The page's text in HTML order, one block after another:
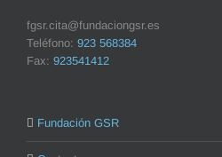
fgsr.cita@fundaciongsr.es
Teléfono: 923 568384
Fax: 923541412
Fundación GSR